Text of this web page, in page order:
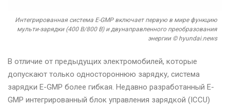
Интегрированная система E-GMP включает первую в мире функцию
мульти-зарядки (400 В/800 В) и двунаправленного преобразования
энергии © hyundai.news
В отличие от предыдущих электромобилей, которые
допускают только одностороннюю зарядку, система
зарядки E-GMP более гибкая. Недавно разработанный E-
GMP интегрированный блок управления зарядкой (ICCU)